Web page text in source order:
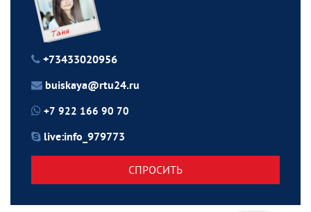
+73433020956
buiskaya@rtu24.ru
+7 922 166 90 70
live:info_979773
СПРОСИТЬ